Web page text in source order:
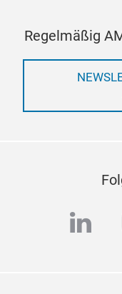
Regelmäßig